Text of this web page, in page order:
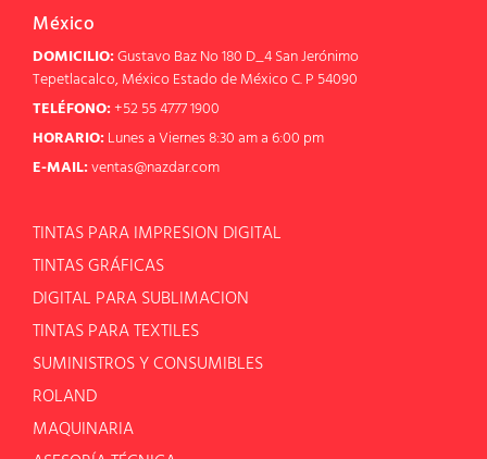
México
DOMICILIO:Gustavo Baz No 180 D_4 San Jerónimo
Tepetlacalco, México Estado de México C. P 54090
TELÉFONO:+52 55 4777 1900
HORARIO: Lunes a Viernes 8:30 am a 6:00 pm
E-MAIL:ventas@nazdar.com
TINTAS PARA IMPRESION DIGITAL
TINTAS GRÁFICAS
DIGITAL PARA SUBLIMACION
TINTAS PARA TEXTILES
SUMINISTROS Y CONSUMIBLES
ROLAND
MAQUINARIA